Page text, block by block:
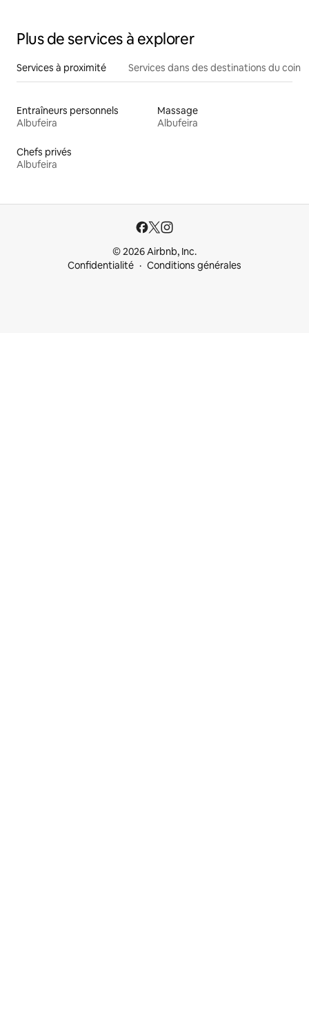
Plus de services à explorer
Services à proximité Services dans des destinations du coin
Entraîneurs personnels
Albufeira
Massage
Albufeira
Chefs privés
Albufeira
© 2026 Airbnb, Inc.
Confidentialité
Conditions générales